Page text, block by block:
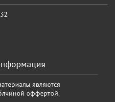
являются
оффертой.